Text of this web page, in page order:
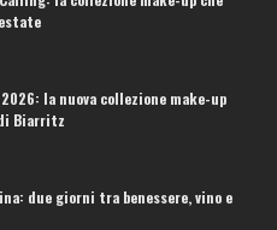
2026: la nuova collezione make-up
Biarritz
due giorni tra benessere, vino e